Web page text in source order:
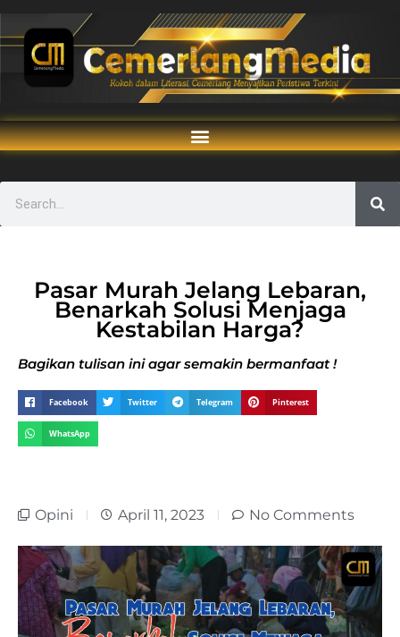
Pasar Murah Jelang Lebaran,
Benarkah Solusi Menjaga
Kestabilan Harga?
Bagikan tulisan ini agar semakin bermanfaat !
Facebook Twitter Telegram Pinterest
WhatsApp
Opini April 11, 2023 No Comments